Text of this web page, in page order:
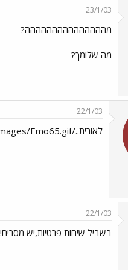
23/1/03
מההההההההההההההה?
מה שלומך?
22/1/03
לאורית../images/Emo39.gif../images/Emo25.gif../images/Emo65.gif
22/1/03
בשביל שיחות פרטיות,יש